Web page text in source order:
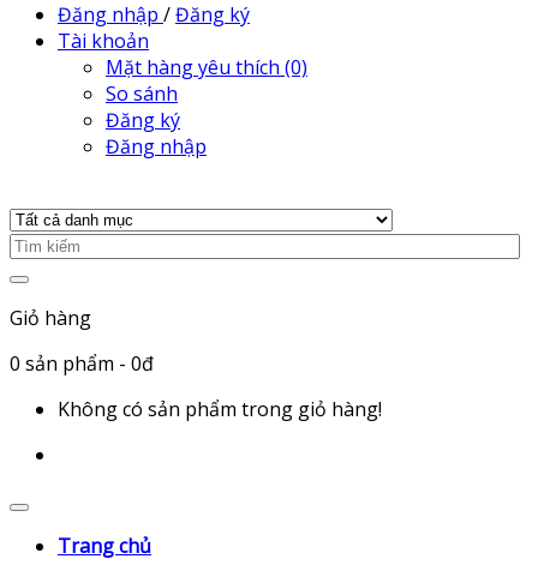
Đăng nhập /Đăng ký
Tài khoản
Mặt hàng yêu thích (0)
So sánh
Đăng ký
Đăng nhập
Giỏ hàng
0 sản phẩm - 0đ
Không có sản phẩm trong giỏ hàng!
Trang chủ